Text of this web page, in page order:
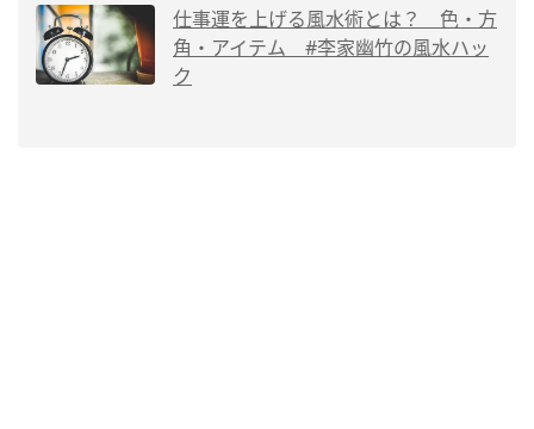
仕事運を上げる風水術とは？ 色・方
角・アイテム #李家幽竹の風水ハッ
ク